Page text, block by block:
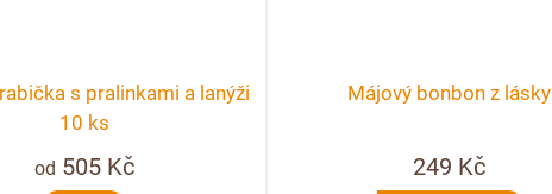
s pralinkami a lanýži
10 ks
od 505 Kč
Májový bonbon z lásky
249 Kč